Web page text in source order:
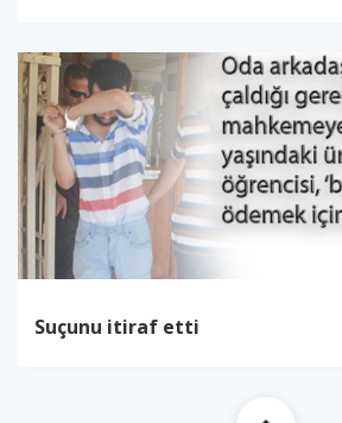
Suçunu itiraf etti